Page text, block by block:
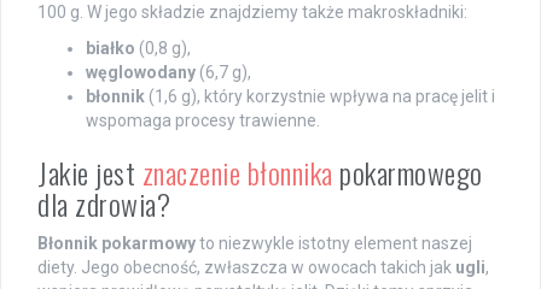
100 g. W jego składzie znajdziemy także makroskładniki:
białko (0,8 g),
węglowodany (6,7 g),
błonnik (1,6 g), który korzystnie wpływa na pracę jelit i
wspomaga procesy trawienne.
Jakie jest znaczenie błonnika pokarmowego
dla zdrowia?
Błonnik pokarmowyto niezwykle istotny element naszej
diety. Jego obecność, zwłaszcza w owocach takich jak ugli,